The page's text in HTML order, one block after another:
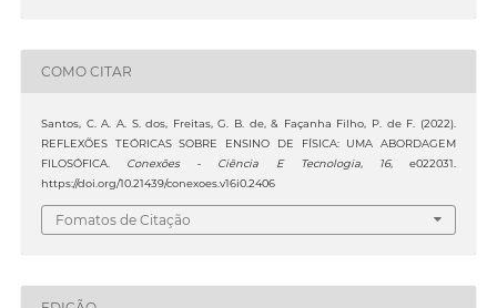
COMO CITAR
Santos, C. A. A. S. dos, Freitas, G. B. de, & Façanha Filho, P. de F. (2022).
REFLEXÕES TEÓRICAS SOBRE ENSINO DE FÍSICA: UMA ABORDAGEM
FILOSÓFICA. Conexões - Ciência E Tecnologia, 16, e022031.
https://doi.org/10.21439/conexoes.v16i0.2406
Fomatos de Citação